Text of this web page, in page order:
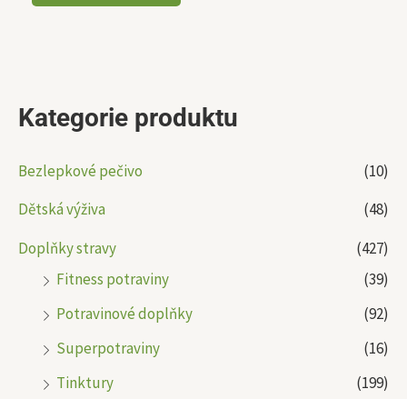
Kategorie produktu
Bezlepkové pečivo
(10)
Dětská výživa
(48)
Doplňky stravy
(427)
Fitness potraviny
(39)
Potravinové doplňky
(92)
Superpotraviny
(16)
Tinktury
(199)